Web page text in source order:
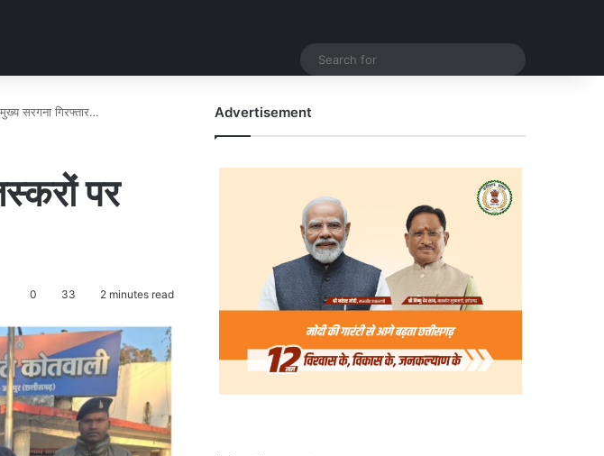
सरगना गिरफ्तार…
पर
0 33 2 minutes read
Advertisement